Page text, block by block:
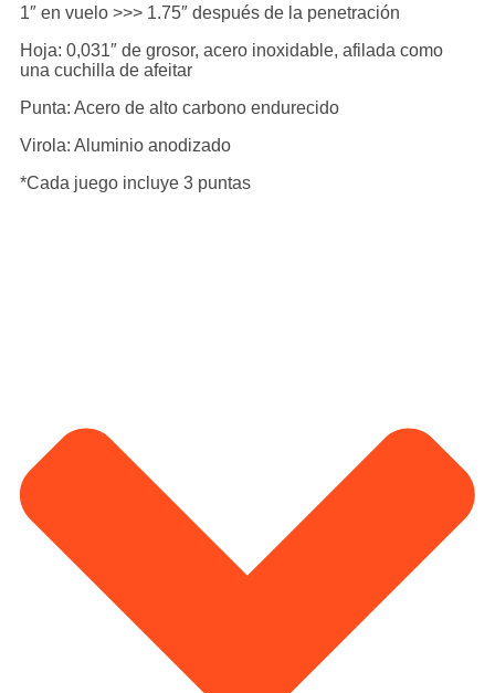
1″ en vuelo >>> 1.75″ después de la penetración
Hoja: 0,031″ de grosor, acero inoxidable, afilada como
una cuchilla de afeitar
Punta: Acero de alto carbono endurecido
Virola: Aluminio anodizado
*Cada juego incluye 3 puntas